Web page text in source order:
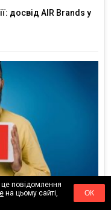
досвід AIR Brands у
повідомлення
на цьому сайті,
ОК